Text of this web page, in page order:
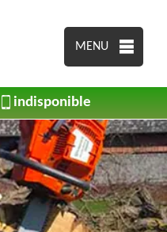
MENU
indisponible